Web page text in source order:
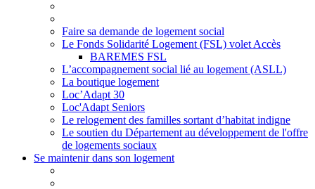
Faire sa demande de logement social
Le Fonds Solidarité Logement (FSL) volet Accès
BAREMES FSL
L’accompagnement social lié au logement (ASLL)
La boutique logement
Loc’Adapt 30
Loc'Adapt Seniors
Le relogement des familles sortant d’habitat indigne
Le soutien du Département au développement de l'offre
de logements sociaux
Se maintenir dans son logement